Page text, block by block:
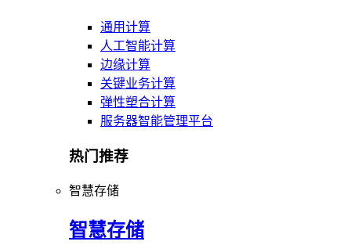
通用计算
人工智能计算
边缘计算
关键业务计算
弹性塑合计算
服务器智能管理平台
热门推荐
智慧存储
智慧存储